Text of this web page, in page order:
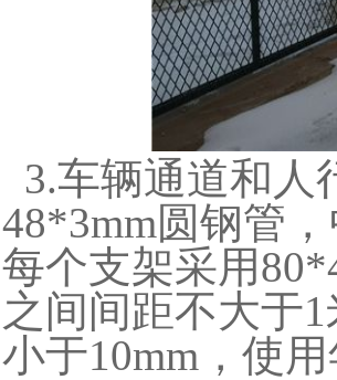
3.车辆通道和人
48*3mm圆钢管
每个支架采用
之间间距不大于
小于10mm，使